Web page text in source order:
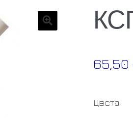
65,50
Цвета: